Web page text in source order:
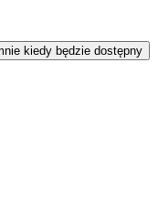
kiedy będzie dostępny